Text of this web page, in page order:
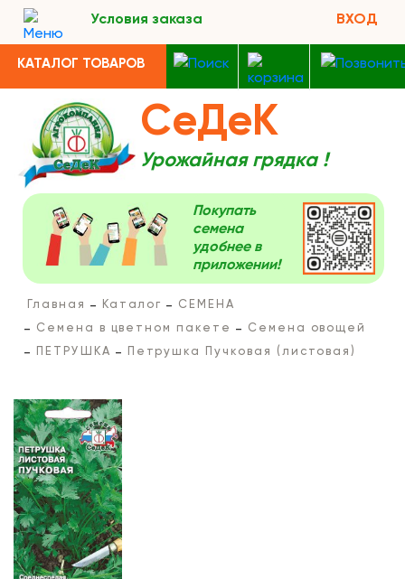
Условия заказа ВХОД
КАТАЛОГ ТОВАРОВ
СеДеК
Урожайная грядка !
Покупать
семена
удобнее в
приложении!
Главная Каталог
СЕМЕНА
Семена в цветном пакете
Семена овощей
ПЕТРУШКА
Петрушка Пучковая (листовая)